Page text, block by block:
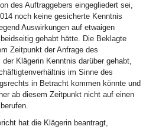
des Auftraggebers eingegliedert sei,
noch keine gesicherte Kenntnis
Auswirkungen auf etwaigen
gehabt hätte. Die Beklagte
Zeitpunkt der Anfrage des
der Klägerin Kenntnis darüber gehabt,
im Sinne des
in Betracht kommen könnte und
ab diesem Zeitpunkt nicht auf einen
hat die Klägerin beantragt,